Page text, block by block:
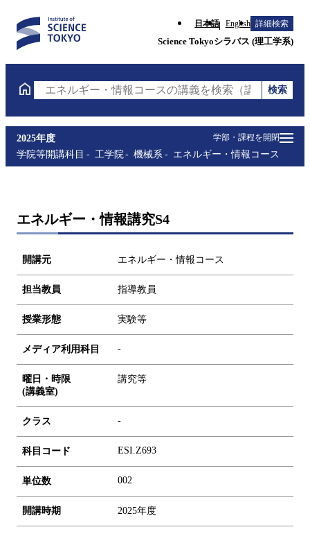
日本語 English 詳細検索
Science Tokyoシラバス (理工学系)
エネルギー・情報コースの講義を検索（講義名・科
検索
学部・課程を開閉
2025年度
学院等開講科目
工学院 機械系 エネルギー・情報コース
エネルギー・情報講究S4
開講元 エネルギー・情報コース
担当教員 指導教員
授業形態 実験等
メディア利用科目 -
曜日・時限
(講義室)
講究等
クラス -
科目コード ESI.Z693
単位数 002
開講時期 2025年度